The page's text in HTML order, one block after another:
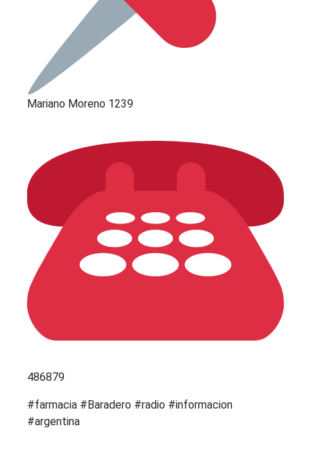
Mariano Moreno 1239
486879
#farmacia #Baradero #radio #informacion
#argentina